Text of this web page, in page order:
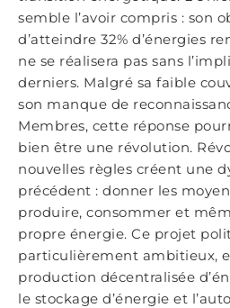
semble l’avoir compris : son
d’atteindre 32% d’énergies
ne se réalisera pas sans
derniers. Malgré sa faible
son manque de
Membres, cette réponse
bien être une révolution.
nouvelles règles créent une
précédent : donner les
produire, consommer et
propre énergie. Ce projet
particulièrement ambitieux,
production décentralisée
le stockage d’énergie et